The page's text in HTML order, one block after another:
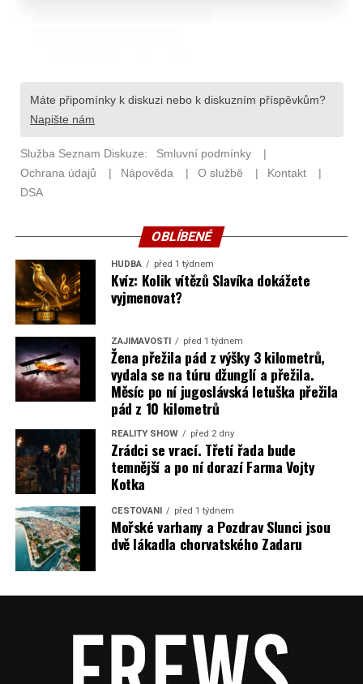
OBLÍBENÉ
HUDBA před 1 týdnem
Kvíz: Kolik vítězů Slavíka dokážete
vyjmenovat?
ZAJÍMAVOSTI před 1 týdnem
Žena přežila pád z výšky 3 kilometrů,
vydala se na túru džunglí a přežila.
Měsíc po ní jugoslávská letuška přežila
pád z 10 kilometrů
REALITY SHOW před 2 dny
Zrádci se vrací. Třetí řada bude
temnější a po ní dorazí Farma Vojty
Kotka
CESTOVÁNÍ před 1 týdnem
Mořské varhany a Pozdrav Slunci jsou
dvě lákadla chorvatského Zadaru